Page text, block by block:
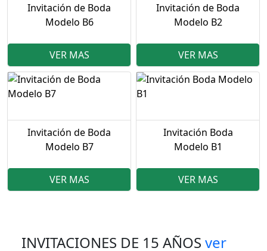
Invitación de Boda
Modelo B6
VER MAS
Invitación de Boda
Modelo B2
VER MAS
Invitación de Boda
Modelo B7
VER MAS
Invitación Boda
Modelo B1
VER MAS
INVITACIONES DE 15 AÑOS ver